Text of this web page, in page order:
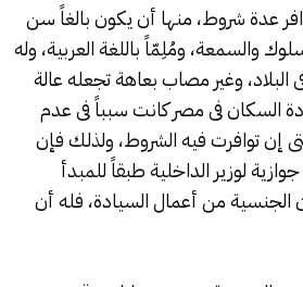
عدة شروط، منها أن يكون بالغاً سن
والسمعة، ومُلِمّاً باللغة العربية، وله
وغير مصاب بعاهة تجعله عالة
السكان فى مصر كانت سبباً فى عدم
إن توافرت فيه الشروط، ولذلك فإن
لوزير الداخلية طبقاً للمبدأ
الجنسية من أعمال السيادة، فله أن